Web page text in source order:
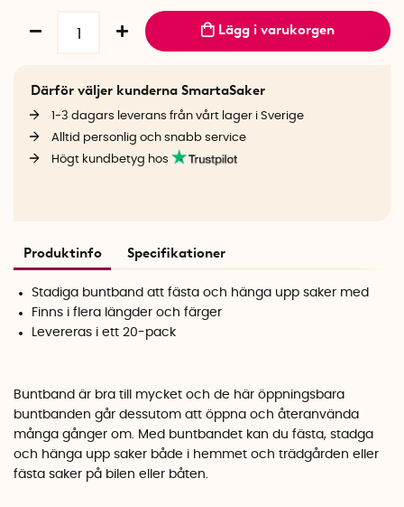
Lägg i varukorgen
Därför väljer kunderna SmartaSaker
1-3 dagars leverans från vårt lager i Sverige
Alltid personlig och snabb service
Högt kundbetyg hos
Produktinfo Specifikationer
Stadiga buntband att fästa och hänga upp saker med
Finns i flera längder och färger
Levereras i ett 20-pack
Buntband är bra till mycket och de här öppningsbara
buntbanden går dessutom att öppna och återanvända
många gånger om. Med buntbandet kan du fästa, stadga
och hänga upp saker både i hemmet och trädgården eller
fästa saker på bilen eller båten.